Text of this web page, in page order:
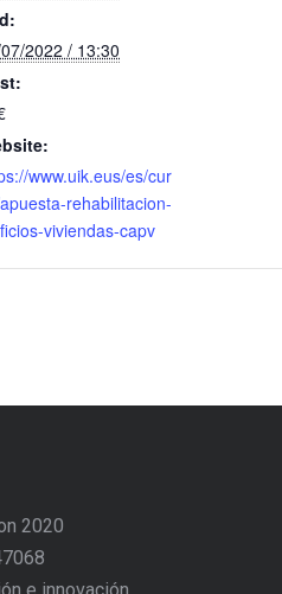
2022 / 13:30
www.uik.eus/es/cur
rehabilitacion-
viviendas-capv
2020